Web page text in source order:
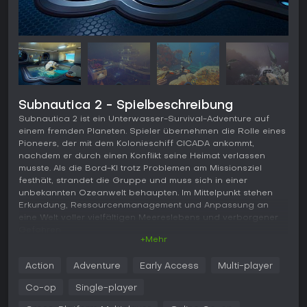
Subnautica 2 - Spielbeschreibung
Subnautica 2 ist ein Unterwasser-Survival-Adventure auf
einem fremden Planeten. Spieler übernehmen die Rolle eines
Pioneers, der mit dem Kolonieschiff CICADA ankommt,
nachdem er durch einen Konflikt seine Heimat verlassen
musste. Als die Bord-KI trotz Problemen am Missionsziel
festhält, strandet die Gruppe und muss sich in einer
unbekannten Ozeanwelt behaupten. Im Mittelpunkt stehen
Erkundung, Ressourcenmanagement und Anpassung an
eine Welt voller vielfältigen Meereslebens und verborgener
Im Zentrum steht das Sammeln von Ressourcen, das Fertigen
von Ausrüstung und der stetige Ausbau der eigenen
+Mehr
Action Adventure Early Access Multi-player
Co-op Single-player